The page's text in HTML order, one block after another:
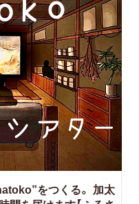
をつくる。 加太